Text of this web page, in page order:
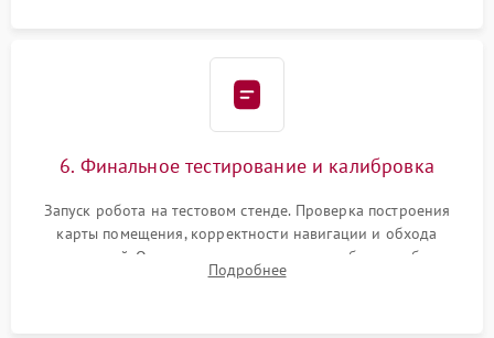
6. Финальное тестирование и калибровка
Запуск робота на тестовом стенде. Проверка построения
карты помещения, корректности навигации и обхода
препятствий. Оценка силы всасывания и работы турбины.
Тестирование автоматического возврата на док-станцию и
Подробнее